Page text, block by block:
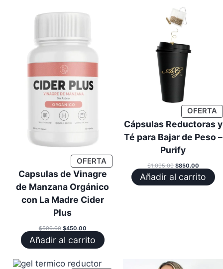
OFERTAPRODUCTO
EN
OFERTA
Capsulas de Vinagre
de Manzana Orgánico
con La Madre Cider
Plus
$590.00 El
original
era:
$450.00El
precio
actual
es:
Añadir al carrito
OFERTA
Cápsulas Reductoras y
Té para Bajar de Peso –
Purify
$1,095.00 El
original
$850.00El
precio
actual
Añadir al carrito